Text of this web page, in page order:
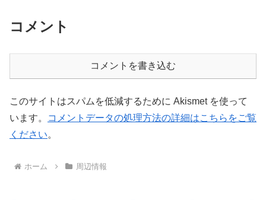
コメント
コメントを書き込む
このサイトはスパムを低減するために Akismet を使って
います。
コメントデータの処理方法の詳細はこちらをご覧
ください。
ホーム 周辺情報